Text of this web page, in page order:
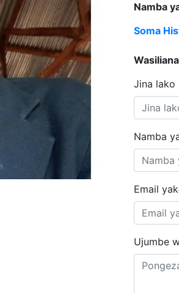
Namba
Soma
Jina lako
Namba
Email
Ujumbe